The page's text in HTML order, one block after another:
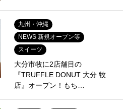
九州・沖縄
NEWS 新規オープン等
スイーツ
大分市牧に2店舗目の
『TRUFFLE DONUT 大分 牧
店』オープン！もち…